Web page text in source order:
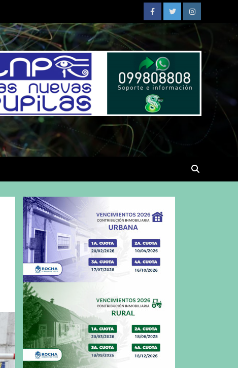
FacebookTwitterInstagram